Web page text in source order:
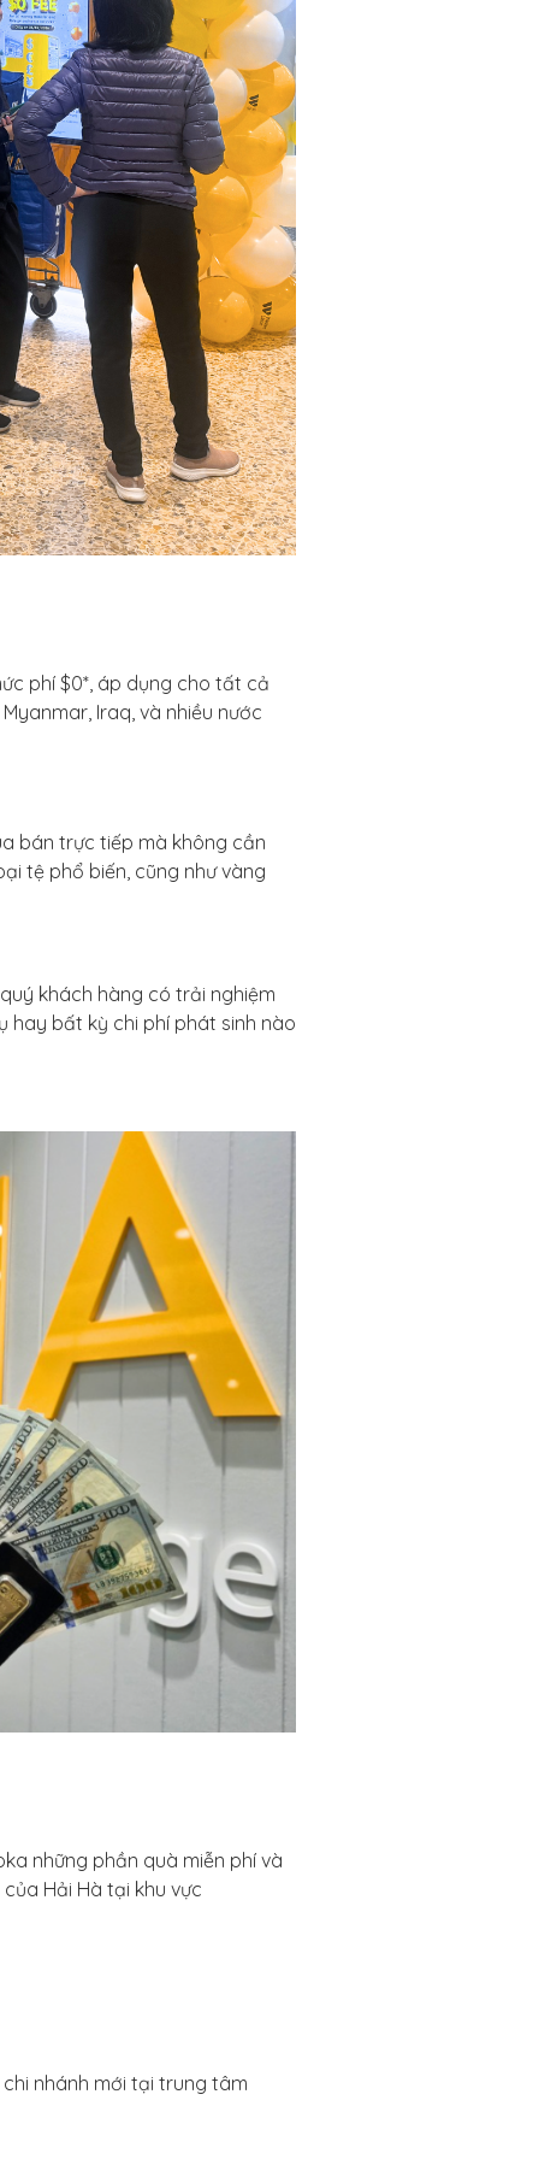
phí $0*, áp dụng cho tất cả
Iraq, và nhiều nước
bán trực tiếp mà không cần
tệ phổ biến, cũng như vàng
khách hàng có trải nghiệm
hay bất kỳ chi phí phát sinh nào
những phần quà miễn phí và
Hải Hà tại khu vực
nhánh mới tại trung tâm